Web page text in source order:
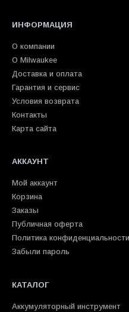
ИНФОРМАЦИЯ
О компании
О Milwaukee
Доставка и оплата
Гарантия и сервис
Условия возврата
Контакты
Карта сайта
АККАУНТ
Мой аккаунт
Корзина
Заказы
Публичная оферта
Политика конфиденциальности
Забыли пароль
КАТАЛОГ
Аккумуляторный инструмент